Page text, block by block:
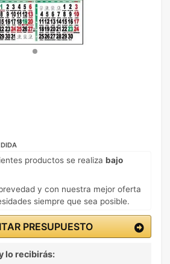
productos se realiza bajo
y con nuestra mejor oferta
siempre que sea posible.
PRESUPUESTO
lo recibirás: